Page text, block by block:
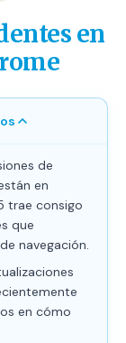
en
de
en
trae consigo
que
navegación.
en cómo